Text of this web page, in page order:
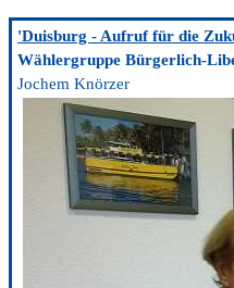
'Duisburg - Aufruf für die
Wählergruppe Bürgerlich-
Jochem Knörzer